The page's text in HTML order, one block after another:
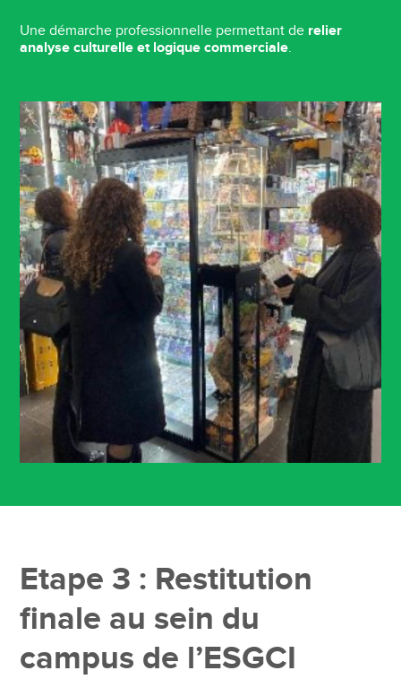
Une démarche professionnelle permettant de relier
analyse culturelle et logique commerciale.
Etape 3 : Restitution
finale au sein du
campus de l’ESGCI